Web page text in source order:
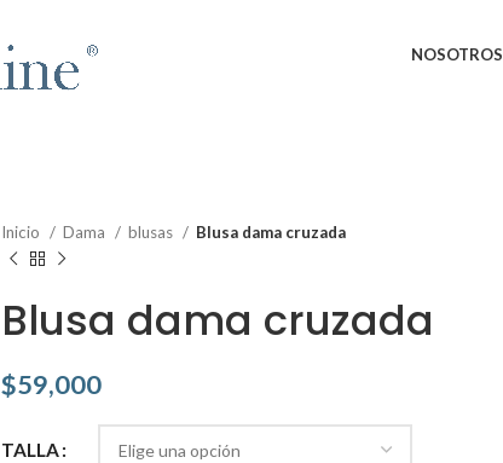
NOSOTROS
Inicio Dama blusas Blusa dama cruzada
Blusa dama cruzada
$59,000
TALLA